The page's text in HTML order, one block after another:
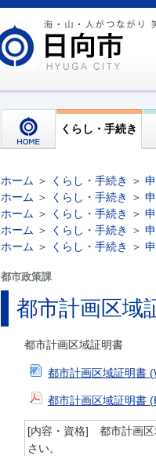
くらし・手続き
ホーム ＞ くらし・手続き ＞
ホーム ＞ くらし・手続き ＞
ホーム ＞ くらし・手続き ＞
ホーム ＞ くらし・手続き ＞
ホーム ＞ くらし・手続き ＞
都市政策課
都市計画区域
都市計画区域証明書
都市計画区域証明書
都市計画区域証明書
[内容・資格] 都市計画
さい。